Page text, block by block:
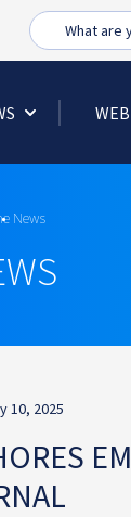
Busca
News
10, 2025